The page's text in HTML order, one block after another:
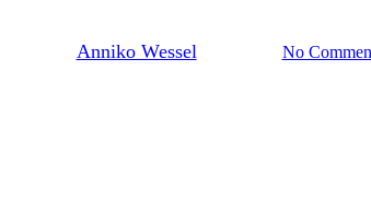
Anniko Wessel No